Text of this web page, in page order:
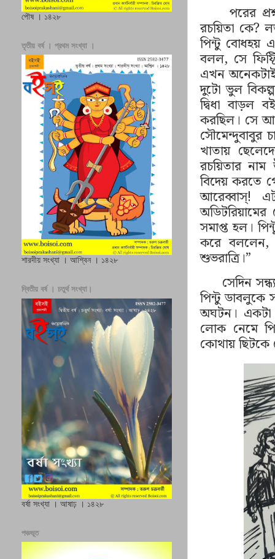
পরের
রচয়িতা কে?
পিন্টু বোধহয়
বলল, সে
এখন অনেকটাই
দুটো ভুল
দ্বিধা বাড়ল
করছিল। সে
সৌমেন্দুবাবুর
খাতায়
রচয়িতার
বিদেয় করতে
আরেব্বাস্!
সমাপ্ত হল।
করে বললেন,
শুভরাত্রি।”
সেদিন
পিন্টু ডাবলুকে
অঘটন। একটা
লোক নেমে
কোথায়
পৌষ । ১৪২৮
তৃতীয় বর্ষ । প্রথম সংখ্যা ।
শারদীয় সংখ্যা । আশ্বিন । ১৪২৮
দ্বিতীয় বর্ষ । চতুর্থ সংখ্যা।
বর্ষা সংখ্যা । আষাঢ় । ১৪২৮
পঞ্চভূত